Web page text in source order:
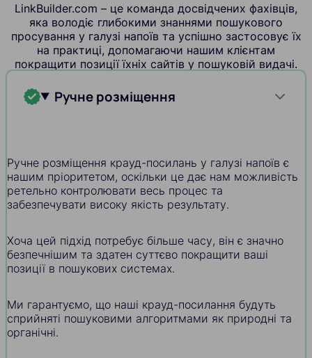
LinkBuilder.com – це команда досвідчених фахівців,
яка володіє глибокими знаннями пошукового
просування у галузі напоїв та успішно застосовує їх
на практиці, допомагаючи нашим клієнтам
покращити позиції їхніх сайтів у пошуковій видачі.
Ручне розміщення
Ручне розміщення крауд-посилань у галузі напоїв є
нашим пріоритетом, оскільки це дає нам можливість
ретельно контролювати весь процес та
забезпечувати високу якість результату.
Хоча цей підхід потребує більше часу, він є значно
безпечнішим та здатен суттєво покращити ваші
позиції в пошукових системах.
Ми гарантуємо, що наші крауд-посилання будуть
сприйняті пошуковими алгоритмами як природні та
органічні.